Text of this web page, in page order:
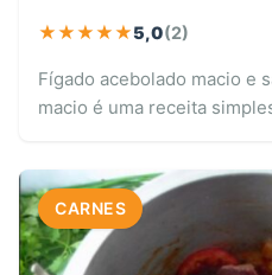
★★★★★5,0(2)
Fígado acebolado macio e
macio é uma receita
CARNES